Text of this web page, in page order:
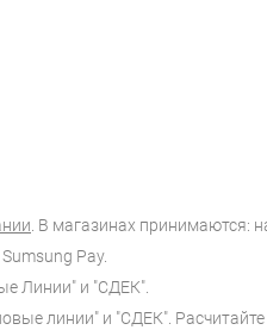
. В магазинах принимаются:
Pay.
Линии" и "СДЕК".
линии" и "СДЕК".